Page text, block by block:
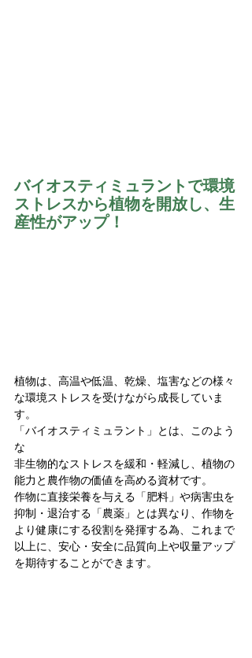
バイオスティミュラントで環境
ストレスから植物を開放し、生
産性がアップ！
植物は、高温や低温、乾燥、塩害などの様々
な環境ストレスを受けながら成長していま
す。
「バイオスティミュラント」とは、このよう
な
非生物的なストレスを緩和・軽減し、植物の
能力と農作物の価値を高める資材です。
作物に直接栄養を与える「肥料」や病害虫を
抑制・退治する「農薬」とは異なり、作物を
より健康にする役割を発揮する為、これまで
以上に、安心・安全に品質向上や収量アップ
を期待することができます。